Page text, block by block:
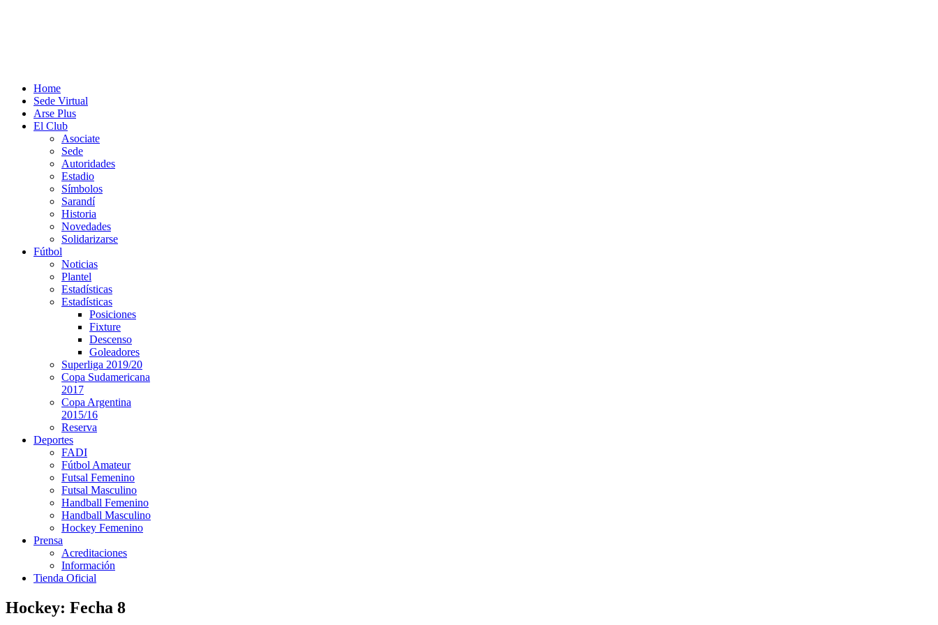
Home
Sede Virtual
Arse Plus
El Club
Asociate
Sede
Autoridades
Estadio
Símbolos
Sarandí
Historia
Novedades
Solidarizarse
Fútbol
Noticias
Plantel
Estadísticas
Estadísticas
Posiciones
Fixture
Descenso
Goleadores
Superliga 2019/20
Copa Sudamericana
2017
Copa Argentina
2015/16
Reserva
Deportes
FADI
Fútbol Amateur
Futsal Femenino
Futsal Masculino
Handball Femenino
Handball Masculino
Hockey Femenino
Prensa
Acreditaciones
Información
Tienda Oficial
Hockey: Fecha 8